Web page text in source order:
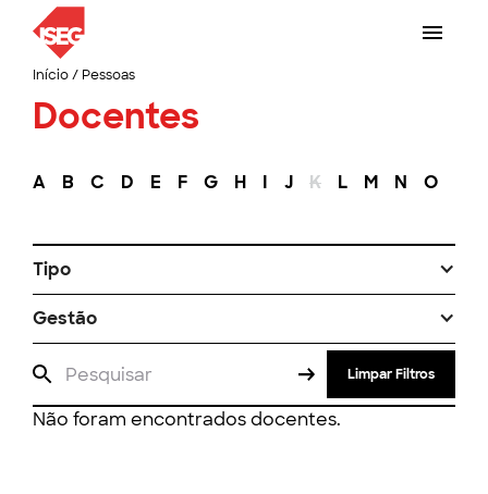
Início/ Pessoas
Docentes
A B C D E F G H I J K L M N O
Tipo
Gestão
Limpar Filtros
Não foram encontrados docentes.